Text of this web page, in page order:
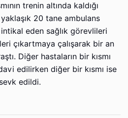
trenin altında kaldığı
20 tane ambulans
eden sağlık görevlileri
çıkartmaya çalışarak bir an
Diğer hastaların bir kısmı
edilirken diğer bir kısmı ise
edildi.